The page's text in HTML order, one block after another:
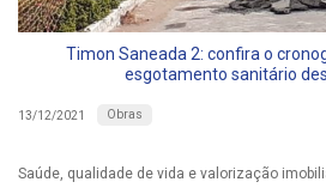
Timon Saneada 2: confira o
esgotamento sanitário
13/12/2021 Obras
Saúde, qualidade de vida e valorização